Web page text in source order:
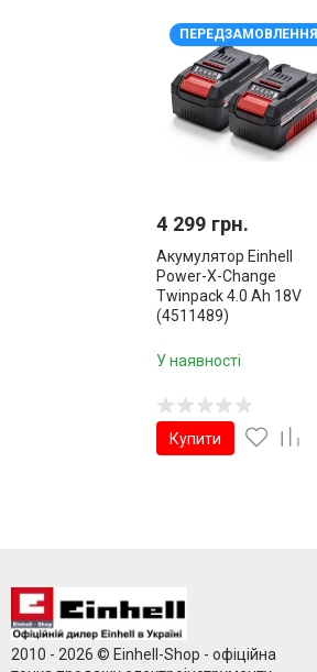
ПЕРЕДЗАМОВЛЕННЯ
4 299 грн.
Акумулятор Einhell
Power-X-Change
Twinpack 4.0 Ah 18V
(4511489)
У наявності
Купити
2010 - 2026 © Einhell-Shop - офіційна